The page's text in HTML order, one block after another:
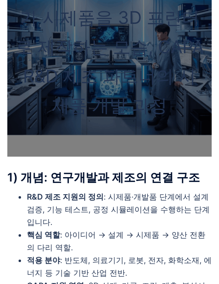
가 시제품을 3D 프린터
로 제작하는 모습, CAPA
R&D 제조 파트너의 시
제품 개발 과정
1) 개념: 연구개발과 제조의 연결 구조
R&D 제조 지원의 정의: 시제품·개발품 단계에서 설계
검증, 기능 테스트, 공정 시뮬레이션을 수행하는 단계
입니다.
핵심 역할: 아이디어 → 설계 → 시제품 → 양산 전환
의 다리 역할.
적용 분야: 반도체, 의료기기, 로봇, 전자, 화학소재, 에
너지 등 기술 기반 산업 전반.